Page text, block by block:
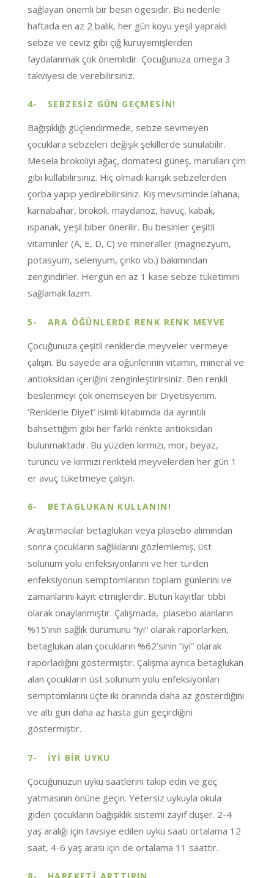
sağlayan önemli bir besin ögesidir. Bu nedenle
haftada en az 2 balık, her gün koyu yeşil yapraklı
sebze ve ceviz gibi çiğ kuruyemişlerden
faydalanmak çok önemlidir. Çocuğunuza omega 3
takviyesi de verebilirsiniz.
4- SEBZESİZ GÜN GEÇMESİN!
Bağışıklığı güçlendirmede, sebze sevmeyen
çocuklara sebzeleri değişik şekillerde sunulabilir.
Mesela brokoliyi ağaç, domatesi güneş, marulları çim
gibi kullabilirsiniz. Hiç olmadı karışık sebzelerden
çorba yapıp yedirebilirsiniz. Kış mevsiminde lahana,
karnabahar, brokoli, maydanoz, havuç, kabak,
ıspanak, yeşil biber önerilir. Bu besinler çeşitli
vitaminler (A, E, D, C) ve mineraller (magnezyum,
potasyum, selenyum, çinko vb.) bakımından
zengindirler. Hergün en az 1 kase sebze tüketimini
sağlamak lazım.
5- ARA ÖĞÜNLERDE RENK RENK MEYVE
Çocuğunuza çeşitli renklerde meyveler vermeye
çalışın. Bu sayede ara öğünlerinin vitamin, mineral ve
antioksidan içeriğini zenginleştirirsiniz. Ben renkli
beslenmeyi çok önemseyen bir Diyetisyenim.
‘Renklerle Diyet’ isimli kitabımda da ayrıntılı
bahsettiğim gibi her farklı renkte antioksidan
bulunmaktadır. Bu yüzden kırmızı, mor, beyaz,
turuncu ve kırmızı renkteki meyvelerden her gün 1
er avuç tüketmeye çalışın.
6- BETAGLUKAN KULLANIN!
Araştırmacılar betaglukan veya plasebo alımından
sonra çocukların sağlıklarını gözlemlemiş, üst
solunum yolu enfeksiyonlarını ve her türden
enfeksiyonun semptomlarının toplam günlerini ve
zamanlarını kayıt etmişlerdir. Bütün kayıtlar tıbbi
olarak onaylanmıştır. Çalışmada, plasebo alanların
%15’inin sağlık durumunu “iyi” olarak raporlarken,
betaglukan alan çocukların %62’sinin “iyi” olarak
raporladığını göstermiştir. Çalışma ayrıca betaglukan
alan çocukların üst solunum yolu enfeksiyonları
semptomlarını üçte iki oranında daha az gösterdiğini
ve altı gün daha az hasta gün geçirdiğini
göstermiştir.
7- İYİ BİR UYKU
Çocuğunuzun uyku saatlerini takip edin ve geç
yatmasının önüne geçin. Yetersiz uykuyla okula
giden çocukların bağışıklık sistemi zayıf düşer. 2-4
yaş aralığı için tavsiye edilen uyku saati ortalama 12
saat, 4-6 yaş arası için de ortalama 11 saattir.